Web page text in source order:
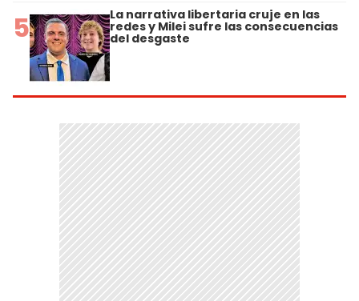
5 La narrativa libertaria cruje en las
redes y Milei sufre las consecuencias
del desgaste